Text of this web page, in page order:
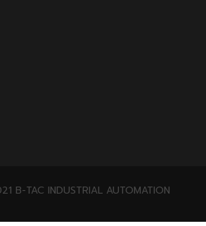
B-TAC INDUSTRIAL AUTOMATION